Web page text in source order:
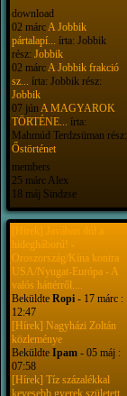
download
02 márc A Jobbik
pártalapí...
írta: Jobbik
rész: Jobbik
02 márc A Jobbik frakció
sz...
írta: Jobbik rész:
Jobbik
07 jún A MAGYAROK
TÖRTÉNE...
írta:
Mahmúd Terdzsüman rész:
Őstörténet
members
25 márc Alex
18 máj Sindzse
[Hírek] Javában dúl a
hidegháború! -
Oroszország/Kína kontra
USA/Nyugat-Európa - A
valós háttérről....
Beküldte Ropi - 17 márc :
12:47
[Hírek] Nagyházi Zoltán
közleménye
Beküldte Ipam - 05 máj :
07:58
[Hírek] Tíz százalékkal
kevesebb gyerek született